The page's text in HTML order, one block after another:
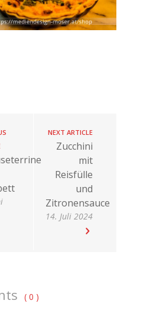
NEXT ARTICLE
Zucchini
mit
Reisfülle
und
Zitronensauce
14. Juli 2024
( 0 )